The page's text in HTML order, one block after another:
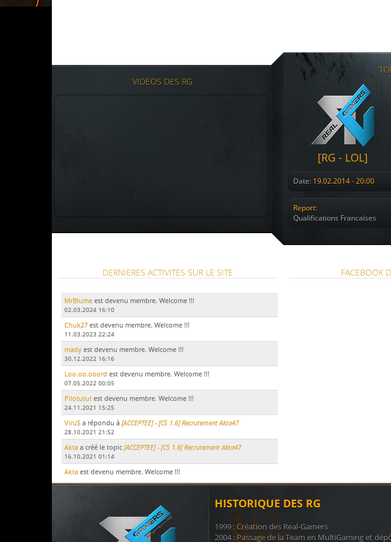
VIDEOS DES RG
[RG - LOL]
Date:19.02.2014 - 20:00
Report:
Qualifications Francaises
DERNIERES ACTIVITES SUR LE SITE
MrBlume est devenu membre. Welcome !!!
02.03.2024 16:10
Chuk27 est devenu membre. Welcome !!!
11.03.2023 22:24
mady est devenu membre. Welcome !!!
30.12.2022 16:16
Loo.oo.ooord est devenu membre. Welcome !!!
07.05.2022 00:05
Pilotutut est devenu membre. Welcome !!!
24.11.2021 15:25
ViruS a répondu à [ACCEPTEE] - [CS 1.6] Recrutement Akta47
28.10.2021 21:52
Akta a créé le topic [ACCEPTEE] - [CS 1.6] Recrutement Akta47
16.10.2021 01:14
Akta est devenu membre. Welcome !!!
Le Marsouina créé le topicban
17.11.2020 21:51
FACEBOOK
HISTORIQUE DES RG
1999 : Création des Real-Gamers
2004 : Passage de la Team en MultiGaming et